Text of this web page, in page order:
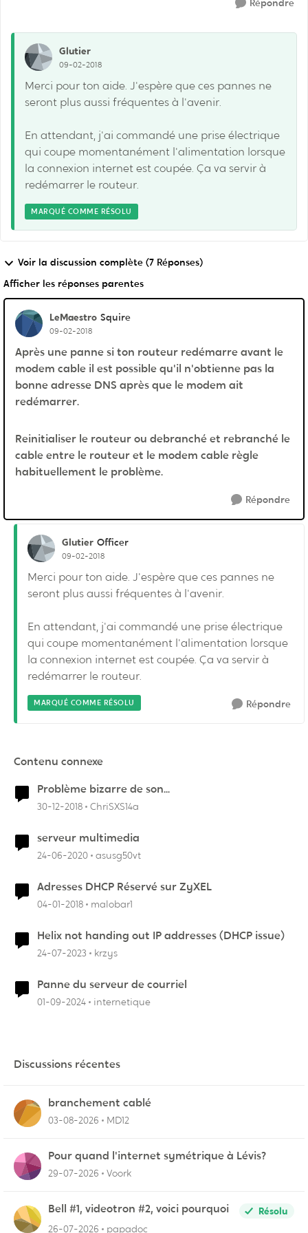
Répondre
Glutier
09-02-2018
Merci pour ton aide. J'espère que ces pannes ne
seront plus aussi fréquentes à l'avenir.
En attendant, j'ai commandé une prise électrique
qui coupe momentanément l'alimentation lorsque
la connexion internet est coupée. Ça va servir à
redémarrer le routeur.
MARQUÉ COMME RÉSOLU
Voir la discussion complète (7 Réponses)
Afficher les réponses parentes
LeMaestro Squire
09-02-2018
Après une panne si ton routeur redémarre avant le
modem cable il est possible qu'il n'obtienne pas la
bonne adresse DNS après que le modem ait
redémarrer.
Reinitialiser le routeur ou debranché et rebranché le
cable entre le routeur et le modem cable règle
habituellement le problème.
Répondre
Glutier Officer
09-02-2018
Merci pour ton aide. J'espère que ces pannes ne
seront plus aussi fréquentes à l'avenir.
En attendant, j'ai commandé une prise électrique
qui coupe momentanément l'alimentation lorsque
la connexion internet est coupée. Ça va servir à
redémarrer le routeur.
MARQUÉ COMME RÉSOLU Répondre
Contenu connexe
Problème bizarre de son...
30-12-2018 ChriSXS14a
serveur multimedia
24-06-2020 asusg50vt
Adresses DHCP Réservé sur ZyXEL
04-01-2018 malobar1
Helix not handing out IP addresses (DHCP issue)
24-07-2023 krzys
Panne du serveur de courriel
01-09-2024 internetique
Discussions récentes
branchement cablé
03-08-2026 MD12
Pour quand l'internet symétrique à Lévis?
29-07-2026 Voork
Bell #1, videotron #2, voici pourquoi
Résolu
26-07-2026
papadoc